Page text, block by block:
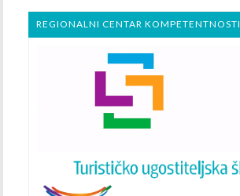
REGIONALNI CENTAR KOMPETENTNOSTI